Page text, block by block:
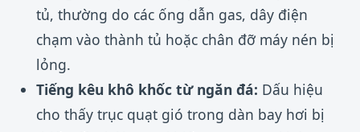
tủ, thường do các ống dẫn gas, dây điện
chạm vào thành tủ hoặc chân đỡ máy nén bị
lỏng.
Tiếng kêu khô khốc từ ngăn đá: Dấu hiệu
cho thấy trục quạt gió trong dàn bay hơi bị